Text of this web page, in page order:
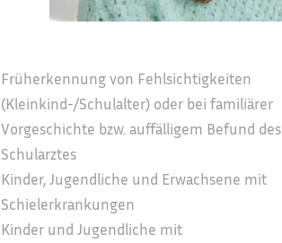
Früherkennung von Fehlsichtigkeiten
(Kleinkind-/Schulalter) oder bei familiärer
Vorgeschichte bzw. auffälligem Befund des
Schularztes
Kinder, Jugendliche und Erwachsene mit
Schielerkrankungen
Kinder und Jugendliche mit